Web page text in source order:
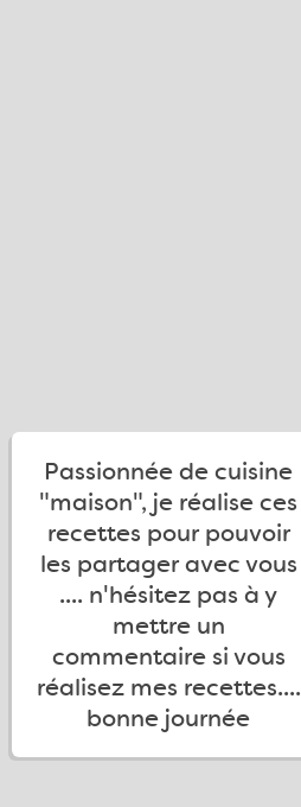
Passionnée de cuisine
"maison", je réalise ces
recettes pour pouvoir
les partager avec vous
.... n'hésitez pas à y
mettre un
commentaire si vous
réalisez mes recettes....
bonne journée